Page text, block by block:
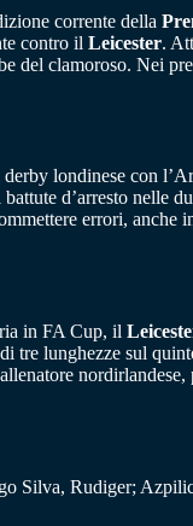
corrente della
contro il Leicester.
del clamoroso. Nei
londinese con
battute d’arresto nelle
errori, anche
in FA Cup, il
tre lunghezze sul
Silva, Rudiger;